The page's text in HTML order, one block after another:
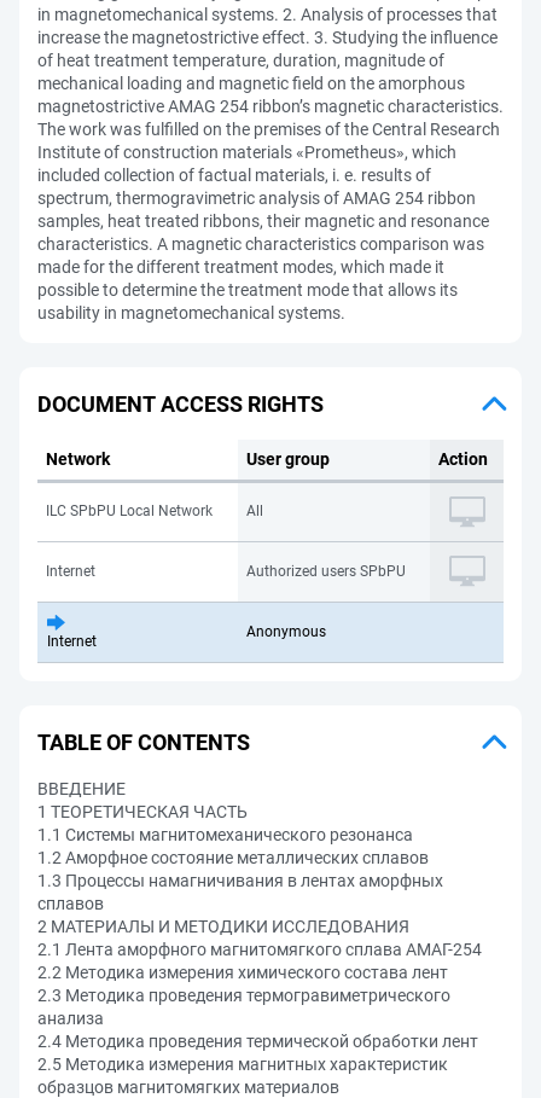
in magnetomechanical systems. 2. Analysis of processes that
increase the magnetostrictive effect. 3. Studying the influence
of heat treatment temperature, duration, magnitude of
mechanical loading and magnetic field on the amorphous
magnetostrictive AMAG 254 ribbon’s magnetic characteristics.
The work was fulfilled on the premises of the Central Research
Institute of construction materials «Prometheus», which
included collection of factual materials, i. e. results of
spectrum, thermogravimetric analysis of AMAG 254 ribbon
samples, heat treated ribbons, their magnetic and resonance
characteristics. A magnetic characteristics comparison was
made for the different treatment modes, which made it
possible to determine the treatment mode that allows its
usability in magnetomechanical systems.
DOCUMENT ACCESS RIGHTS
Network User group Action
ILC SPbPU Local Network All
Internet Authorized users SPbPU
Internet
Anonymous
TABLE OF CONTENTS
ВВЕДЕНИЕ
1 ТЕОРЕТИЧЕСКАЯ ЧАСТЬ
1.1 Системы магнитомеханического резонанса
1.2 Аморфное состояние металлических сплавов
1.3 Процессы намагничивания в лентах аморфных
сплавов
2 МАТЕРИАЛЫ И МЕТОДИКИ ИССЛЕДОВАНИЯ
2.1 Лента аморфного магнитомягкого сплава АМАГ-254
2.2 Методика измерения химического состава лент
2.3 Методика проведения термогравиметрического
анализа
2.4 Методика проведения термической обработки лент
2.5 Методика измерения магнитных характеристик
образцов магнитомягких материалов